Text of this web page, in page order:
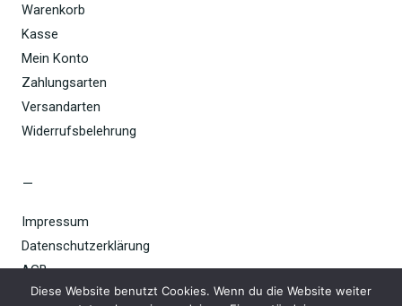
Warenkorb
Kasse
Mein Konto
Zahlungsarten
Versandarten
Widerrufsbelehrung
–
Impressum
Datenschutzerklärung
AGB
Diese Website benutzt Cookies. Wenn du die Website weiter